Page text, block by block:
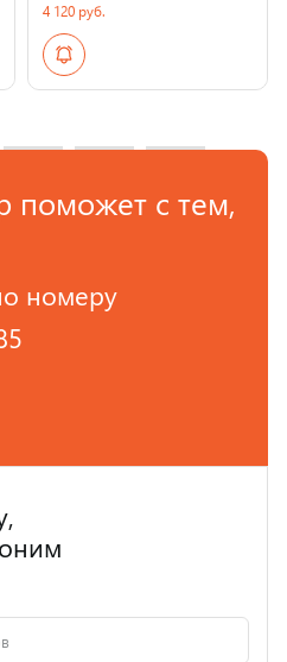
4 120 руб.
с тем,
номеру